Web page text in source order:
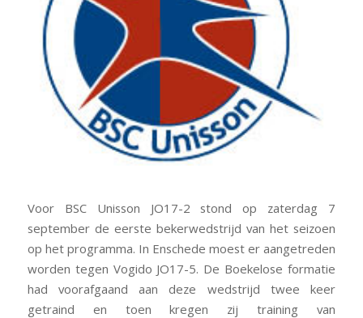
Voor BSC Unisson JO17-2 stond op zaterdag 7
september de eerste bekerwedstrijd van het seizoen
op het programma. In Enschede moest er aangetreden
worden tegen Vogido JO17-5. De Boekelose formatie
had voorafgaand aan deze wedstrijd twee keer
getraind en toen kregen zij training van